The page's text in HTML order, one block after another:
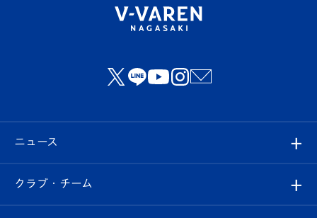
ニュース
すべて
クラブ・チーム